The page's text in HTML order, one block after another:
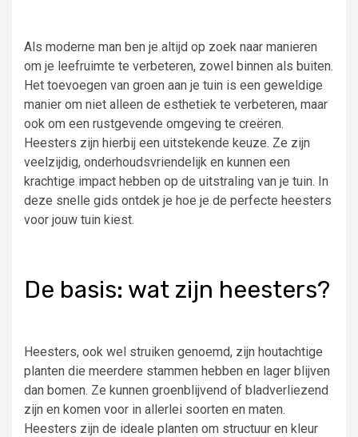
Als moderne man ben je altijd op zoek naar manieren
om je leefruimte te verbeteren, zowel binnen als buiten.
Het toevoegen van groen aan je tuin is een geweldige
manier om niet alleen de esthetiek te verbeteren, maar
ook om een rustgevende omgeving te creëren.
Heesters zijn hierbij een uitstekende keuze. Ze zijn
veelzijdig, onderhoudsvriendelijk en kunnen een
krachtige impact hebben op de uitstraling van je tuin. In
deze snelle gids ontdek je hoe je de perfecte heesters
voor jouw tuin kiest.
De basis: wat zijn heesters?
Heesters, ook wel struiken genoemd, zijn houtachtige
planten die meerdere stammen hebben en lager blijven
dan bomen. Ze kunnen groenblijvend of bladverliezend
zijn en komen voor in allerlei soorten en maten.
Heesters zijn de ideale planten om structuur en kleur